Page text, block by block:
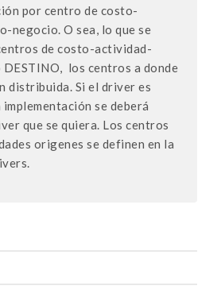
por centro de costo-
negocio. O sea, lo que se
de costo-actividad-
los centros a donde
distribuida. Si el driver es
se deberá
que se quiera. Los centros
origenes se definen en la